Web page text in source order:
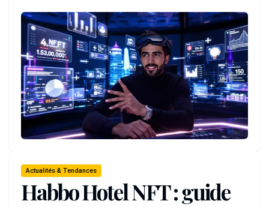
Actualités & Tendances
Habbo Hotel NFT : guide